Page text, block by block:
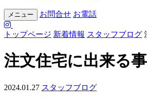
メニュー お問合せ お電話
トップページ 新着情報 スタッフブログ
注文住宅に出来る事
2024.01.27 スタッフブログ